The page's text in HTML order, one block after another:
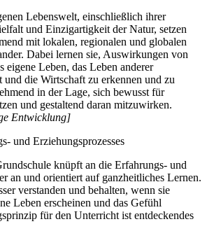
Lebenswelt, einschließlich ihrer
und Einzigartigkeit der Natur, setzen
mit lokalen, regionalen und globalen
Dabei lernen sie, Auswirkungen von
eigene Leben, das Leben anderer
die Wirtschaft zu erkennen und zu
in der Lage, sich bewusst für
und gestaltend daran mitzuwirken.
Entwicklung]
und Erziehungsprozesses
knüpft an die Erfahrungs- und
an und orientiert auf ganzheitliches Lernen.
verstanden und behalten, wenn sie
Leben erscheinen und das Gefühl
für den Unterricht ist entdeckendes